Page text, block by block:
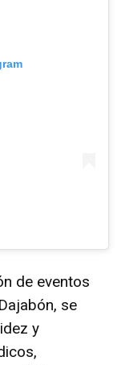
de eventos
se
y